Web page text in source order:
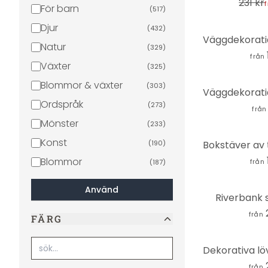
För barn (517)
Djur (432)
Natur (329)
Växter (325)
Blommor & växter (303)
Ordspråk (273)
Mönster (233)
Konst (190)
Blommor (187)
Romantik & kärlek (162)
Allmänna helgdagar (157)
Geometrisk )
Städer & resor (145)
Välbefinnande (135)
Använd
FÄRG
från
från
från
Riverbank
från